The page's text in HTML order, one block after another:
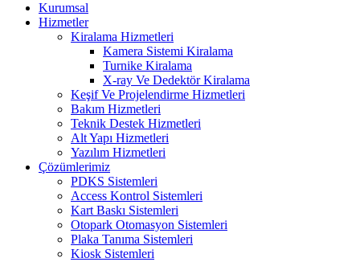
Kurumsal
Hizmetler
Kiralama Hizmetleri
Kamera Sistemi Kiralama
Turnike Kiralama
X-ray Ve Dedektör Kiralama
Keşif Ve Projelendirme Hizmetleri
Bakım Hizmetleri
Teknik Destek Hizmetleri
Alt Yapı Hizmetleri
Yazılım Hizmetleri
Çözümlerimiz
PDKS Sistemleri
Access Kontrol Sistemleri
Kart Baskı Sistemleri
Otopark Otomasyon Sistemleri
Plaka Tanıma Sistemleri
Kiosk Sistemleri